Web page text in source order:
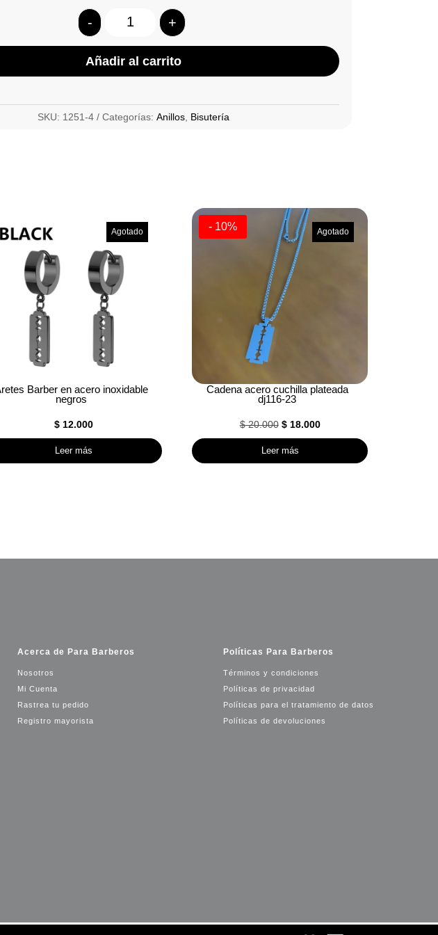
Quantity
- +
Añadir al carrito
SKU: 1251-4 Categorías:Anillos Bisutería
Agotado
Barber en acero inoxidable
negros
$ 12.000
Leer más
- 10% Agotado
Cadena acero cuchilla plateada
dj116-23
$20.000 El
precio
$18.000El
precio
Leer más
Acerca de Para Barberos
Nosotros
Mi Cuenta
Rastrea tu pedido
Registro mayorista
Políticas Para Barberos
Términos y condiciones
Políticas de privacidad
Políticas para el tratamiento de datos
Políticas de devoluciones